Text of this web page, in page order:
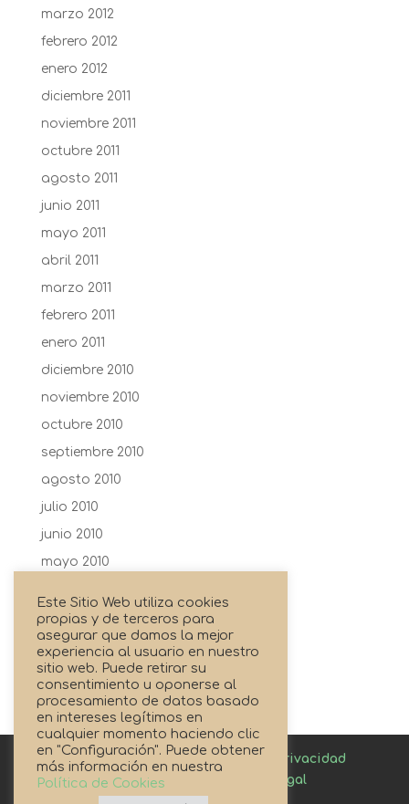
marzo 2012
febrero 2012
enero 2012
diciembre 2011
noviembre 2011
octubre 2011
agosto 2011
junio 2011
mayo 2011
abril 2011
marzo 2011
febrero 2011
enero 2011
diciembre 2010
noviembre 2010
octubre 2010
septiembre 2010
agosto 2010
julio 2010
junio 2010
mayo 2010
febrero 2010
enero 2010
agosto 2009
Canal de denuncias
Política de privacidad
Política de cookies
Aviso Legal
Enlaces de Interés
Este Sitio Web utiliza cookies
propias y de terceros para
asegurar que damos la mejor
experiencia al usuario en nuestro
sitio web. Puede retirar su
consentimiento u oponerse al
procesamiento de datos basado
en intereses legítimos en
cualquier momento haciendo clic
en "Configuración". Puede obtener
más información en nuestra
Política de Cookies